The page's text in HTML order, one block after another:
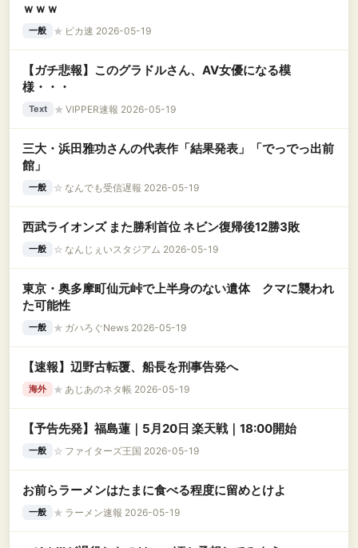
ｗｗｗ
一般 ★ ピカ速 2026-05-19
【ガチ悲報】このグラドルさん、AV女優になる模
様・・・
Text ★ VIPPER速報 2026-05-19
三大・浜田雅功さんの代表作「結果発表」「でっでっ出前
館」
一般 ☆ なんでも受信遅報 2026-05-19
西武ライオンズ また勝利首位 ネビン復帰後12勝3敗
一般 ☆ なんじぇいスタジアム 2026-05-19
東京・奥多摩町仙元峠で上半身のない遺体 クマに襲われ
た可能性
一般 ★ ガハろぐNews 2026-05-19
【速報】辺野古転覆、船長を刑事告発へ
海外 ★ あじあのネタ帳 2026-05-19
【予告先発】福島蓮｜5月20日 楽天戦｜18:00開始
一般 ☆ ファイターズ王国 2026-05-19
お前らラーメンはたまに食べる程度に留めとけよ
一般 ★ ラーメン速報 2026-05-19